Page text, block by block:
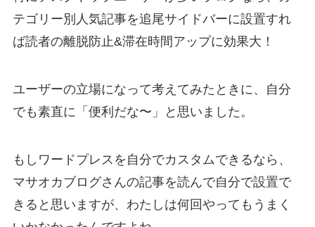
テゴリー別人気記事を追尾サイドバーに設置すれ
ば読者の離脱防止&滞在時間アップに効果大！
ユーザーの立場になって考えてみたときに、自分
でも素直に「便利だな〜」と思いました。
もしワードプレスを自分でカスタムできるなら、
マサオカブログさんの記事を読んで自分で設置で
きると思いますが、わたしは何回やってもうまく